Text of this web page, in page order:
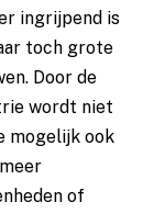
ingrijpend is
toch grote
Door de
wordt niet
mogelijk ook
of